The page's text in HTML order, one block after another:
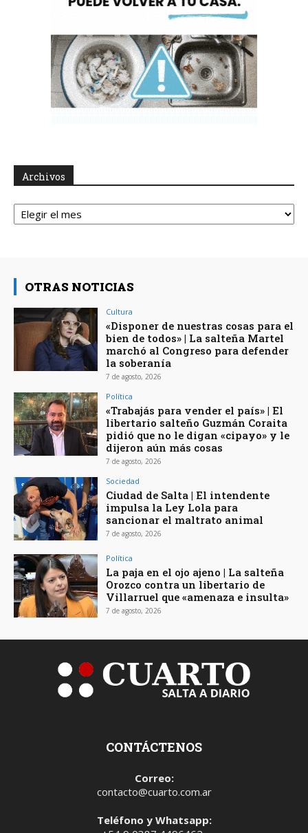
Archivos
Archivos
OTRAS NOTICIAS
Cultura
«Disponer de nuestras cosas para el
bien de todos» | La salteña Martel
marchó al Congreso para defender
la soberanía
7 de agosto, 2026
Política
«Trabajás para vender el país» | El
libertario salteño Guzmán Coraita
pidió que no le digan «cipayo» y le
dijeron aún más cosas
7 de agosto, 2026
Sociedad
Ciudad de Salta | El intendente
impulsa la Ley Lola para
sancionar el maltrato animal
7 de agosto, 2026
Política
La paja en el ojo ajeno | La salteña
Orozco contra un libertario de
Villarruel que «amenaza e insulta»
7 de agosto, 2026
CONTÁCTENOS
Correo:
contacto@cuarto.com.ar
Teléfono y Whatsapp: